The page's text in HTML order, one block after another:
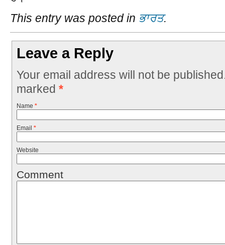
This entry was posted in ਭਾਰਤ.
Leave a Reply
Your email address will not be
marked *
Name *
Email *
Website
Comment